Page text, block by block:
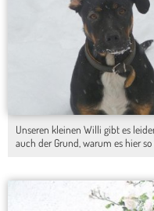
Unseren kleinen Willi gibt es
auch der Grund, warum es hier so